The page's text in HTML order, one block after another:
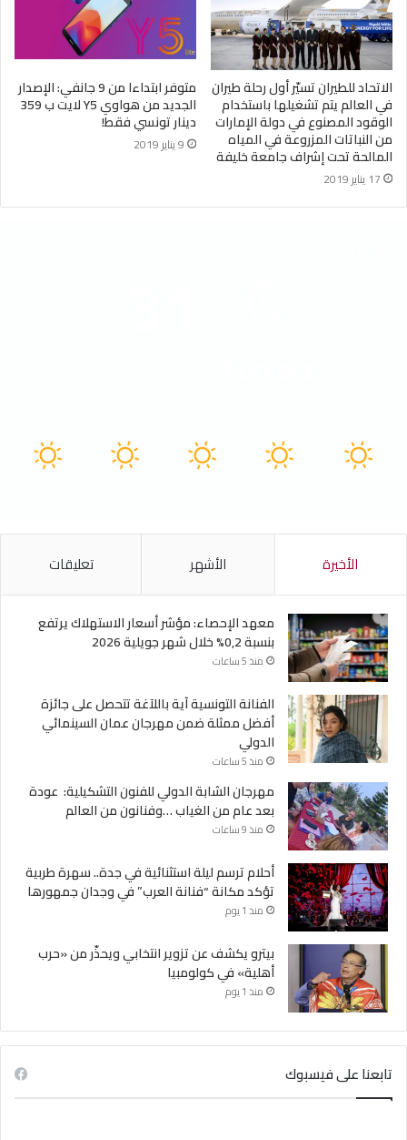
الاتحاد للطيران تسيّر أول رحلة طيران
في العالم يتم تشغيلها باستخدام
الوقود المصنوع في دولة الإمارات
من النباتات المزروعة في المياه
المالحة تحت إشراف جامعة خليفة
17 يناير 2019
متوفر ابتداءا من 9 جانفي: الإصدار
الجديد من هواوي Y5 لايت ب 359
دينار تونسي فقط!
9 يناير 2019
الأخيرة الأشهر تعليقات
معهد الإحصاء: مؤشر أسعار الاستهلاك يرتفع
بنسبة 0,2% خلال شهر جويلية 2026
منذ 5 ساعات
الفنانة التونسية آية باللآغة تتحصل على جائزة
أفضل ممثلة ضمن مهرجان عمان السينمائي
الدولي
منذ 5 ساعات
مهرجان الشابة الدولي للفنون التشكيلية: عودة
بعد عام من الغياب …وفنانون من العالم
منذ 9 ساعات
أحلام ترسم ليلة استثنائية في جدة.. سهرة طربية
تؤكد مكانة “فنانة العرب” في وجدان جمهورها
منذ 1 يوم
بيترو يكشف عن تزوير انتخابي ويحذّر من «حرب
أهلية» في كولومبيا
منذ 1 يوم
تابعنا على فيسبوك